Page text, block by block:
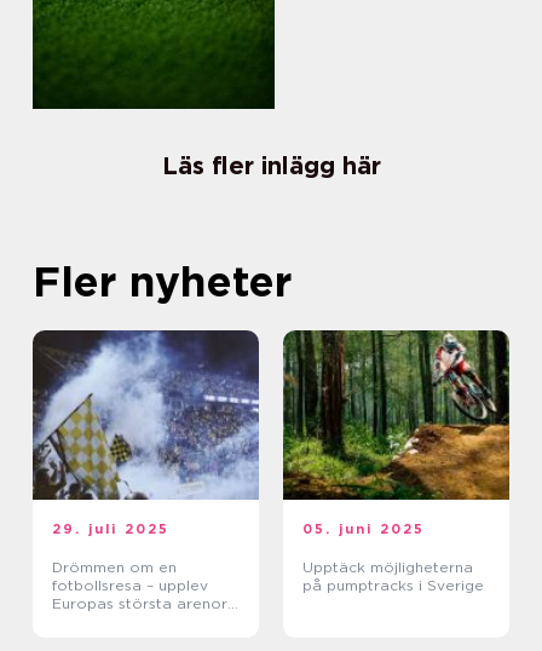
Läs fler inlägg här
Fler nyheter
29. juli 2025
Drömmen om en
fotbollsresa – upplev
Europas största arenor
05. juni 2025
Upptäck möjligheterna
på pumptracks i Sverige